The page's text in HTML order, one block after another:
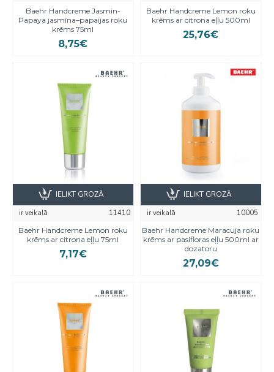
Baehr Handcreme Jasmin-
Papaya jasmīna–papaijas roku
krēms 75ml
8,75€
Baehr Handcreme Lemon roku
krēms ar citrona eļļu 500ml
25,76€
ir veikalā
11410
Baehr Handcreme Lemon roku
krēms ar citrona eļļu 75ml
7,17€
IELIKT GROZĀ
ir veikalā
10005
Baehr Handcreme Maracuja roku
krēms ar pasifloras eļļu 500ml ar
dozatoru
27,09€
IELIKT GROZĀ